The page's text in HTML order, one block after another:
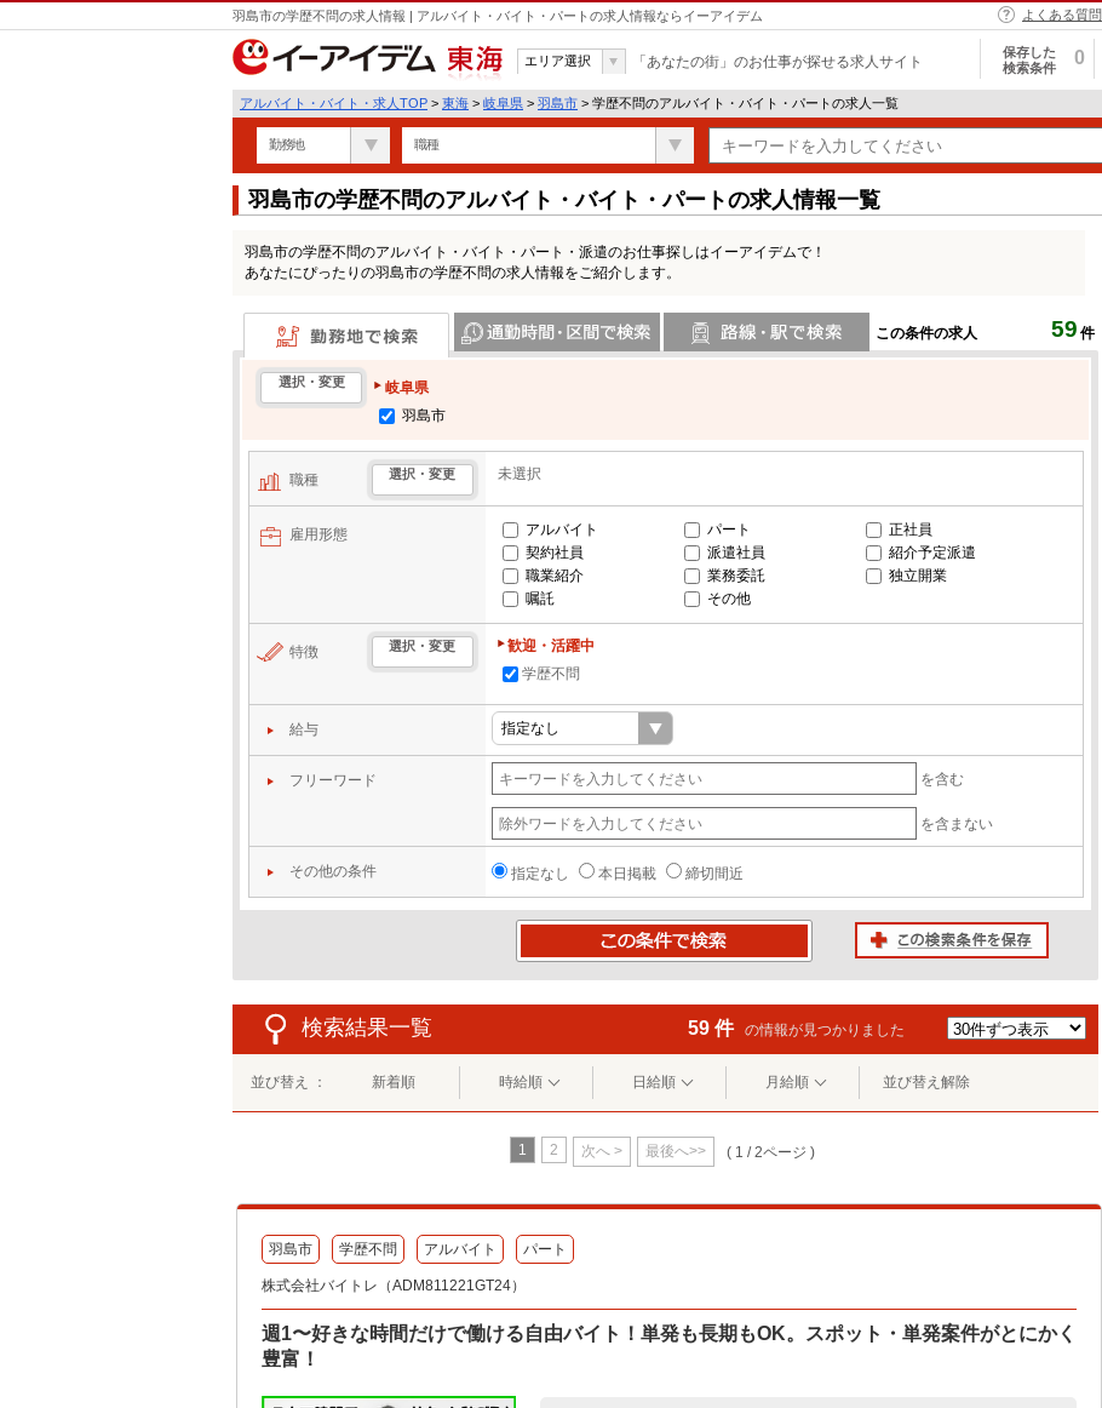
羽島市の学歴不問の求人情報 | アルバイト・バイト・パートの求人情報ならイーアイデム よくある質問
東海
エリア選択 「あなたの街」のお仕事が探せる求人サイト
保存した
検索条件
0
アルバイト・バイト・求人TOP > 東海 > 岐阜県 > 羽島市 > 学歴不問のアルバイト・バイト・パートの求人一覧
勤務地 職種
羽島市の学歴不問のアルバイト・バイト・パートの求人情報一覧
羽島市の学歴不問のアルバイト・バイト・パート・派遣のお仕事探しはイーアイデムで！
あなたにぴったりの羽島市の学歴不問の求人情報をご紹介します。
この条件の求人 59 件
勤務地で検索
選択・変更
岐阜県
羽島市
職種 選択・変更 未選択
雇用形態 アルバイト パート
正社員
契約社員
派遣社員
紹介予定派遣
職業紹介
業務委託
独立開業
嘱託
その他
特徴 選択・変更
歓迎・活躍中
学歴不問
給与
フリーワード を含む
を含まない
その他の条件 指定なし 本日掲載 締切間近
検索結果一覧 59 件 の情報が見つかりました
並び替え ： 新着順 時給順 日給順 月給順 並び替え解除
1 2 次へ > 最後へ>> ( 1 / 2ページ )
羽島市 学歴不問 アルバイト パート
株式会社バイトレ（ADM811221GT24）
週1〜好きな時間だけで働ける自由バイト！単発も長期もOK。スポット・単発案件がとにかく
豊富！